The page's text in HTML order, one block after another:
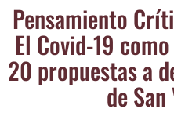
Pen­sa­mien­to
El Covid-19
20 pro­pues­tas a
de